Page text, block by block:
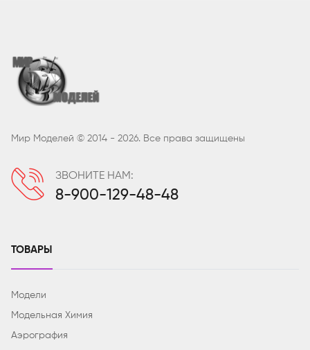
Мир Моделей © 2014 - 2026. Все права защищены
ЗВОНИТЕ НАМ:
8-900-129-48-48
ТОВАРЫ
Модели
Модельная Химия
Аэрография